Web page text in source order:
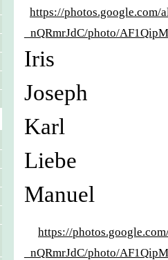
https://
_nQRmrJdC/photo/
Iris
Karl
Liebe
https://
_nQRmrJdC/photo/